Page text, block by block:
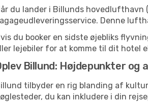
du lander i Billunds
Denne
du booker en sidste øjebliks
lejebiler for at komme til dit hotel
Billund: Højdepunkter
tilbyder en rig blanding af
du kan inkludere i din